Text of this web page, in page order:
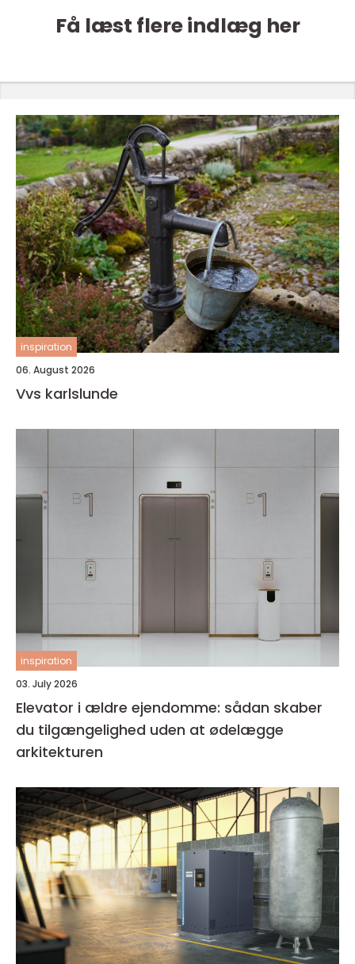
Få læst flere indlæg her
inspiration
06. August 2026
Vvs karlslunde
inspiration
03. July 2026
Elevator i ældre ejendomme: sådan skaber
du tilgængelighed uden at ødelægge
arkitekturen